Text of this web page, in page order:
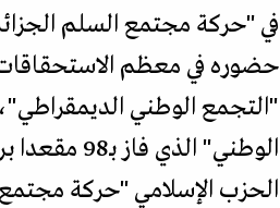
في "حركة مجتمع السلم
حضوره في معظم الاستحقاقات